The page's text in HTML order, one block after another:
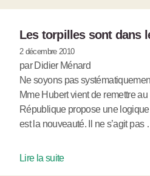
Les torpilles sont dans
2 décembre 2010
par Didier Ménard
Ne soyons pas
Mme Hubert vient de remettre
République propose une logique
est la nouveauté. Il ne s’agit pas
Lire la suite